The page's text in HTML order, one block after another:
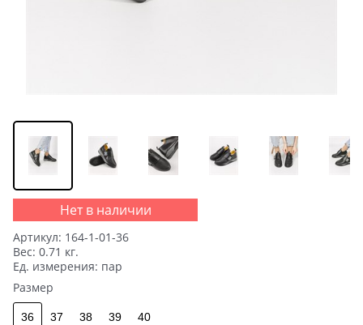
Нет в наличии
Артикул: 164-1-01-36
Вес: 0.71 кг.
Ед. измерения: пар
Размер
36 37 38 39 40